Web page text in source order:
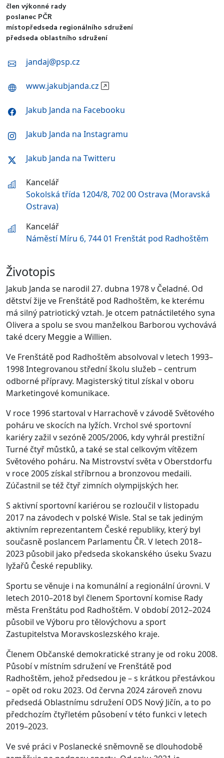
člen výkonné rady
poslanec PČR
místopředseda regionálního sdružení
předseda oblastního sdružení
jandaj@psp.cz
www.jakubjanda.cz
Jakub Janda na Facebooku
Jakub Janda na Instagramu
Jakub Janda na Twitteru
Kancelář
Sokolská třída 1204/8, 702 00 Ostrava (Moravská
Ostrava)
Kancelář
Náměstí Míru 6, 744 01 Frenštát pod Radhoštěm
Životopis
Jakub Janda se narodil 27. dubna 1978 v Čeladné. Od
dětství žije ve Frenštátě pod Radhoštěm, ke kterému
má silný patriotický vztah. Je otcem patnáctiletého syna
Olivera a spolu se svou manželkou Barborou vychovává
také dcery Meggie a Willien.
Ve Frenštátě pod Radhoštěm absolvoval v letech 1993–
1998 Integrovanou střední školu služeb – centrum
odborné přípravy. Magisterský titul získal v oboru
Marketingové komunikace.
V roce 1996 startoval v Harrachově v závodě Světového
poháru ve skocích na lyžích. Vrchol své sportovní
kariéry zažil v sezóně 2005/2006, kdy vyhrál prestižní
Turné čtyř můstků, a také se stal celkovým vítězem
Světového poháru. Na Mistrovství světa v Oberstdorfu
v roce 2005 získal stříbrnou a bronzovou medaili.
Zúčastnil se též čtyř zimních olympijských her.
S aktivní sportovní kariérou se rozloučil v listopadu
2017 na závodech v polské Wisle. Stal se tak jediným
aktivním reprezentantem České republiky, který byl
současně poslancem Parlamentu ČR. V letech 2018–
2023 působil jako předseda skokanského úseku Svazu
lyžařů České republiky.
Sportu se věnuje i na komunální a regionální úrovni. V
letech 2010–2018 byl členem Sportovní komise Rady
města Frenštátu pod Radhoštěm. V období 2012–2024
působil ve Výboru pro tělovýchovu a sport
Zastupitelstva Moravskoslezského kraje.
Členem Občanské demokratické strany je od roku 2008.
Působí v místním sdružení ve Frenštátě pod
Radhoštěm, jehož předsedou je – s krátkou přestávkou
– opět od roku 2023. Od června 2024 zároveň znovu
předsedá Oblastnímu sdružení ODS Nový Jičín, a to po
předchozím čtyřletém působení v této funkci v letech
2019–2023.
Ve své práci v Poslanecké sněmovně se dlouhodobě